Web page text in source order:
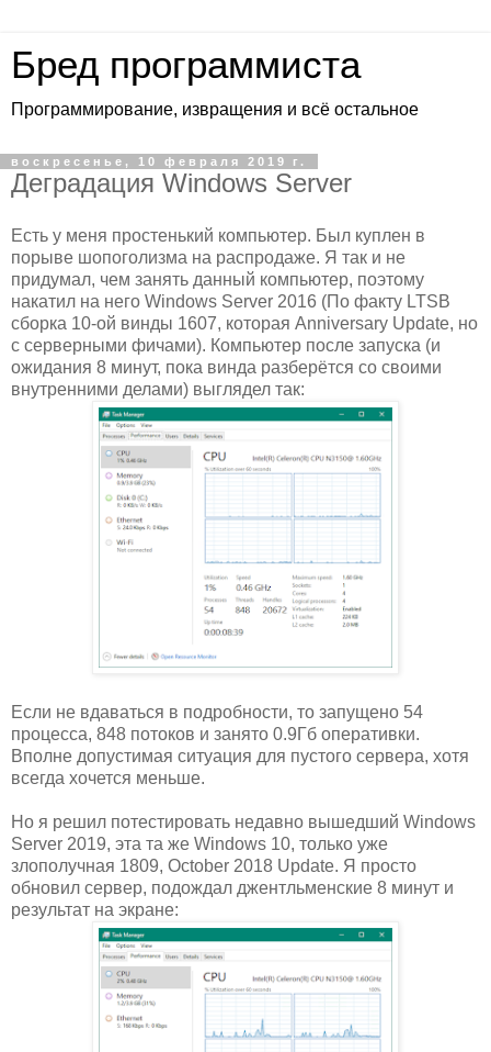
Бред программиста
Программирование, извращения и всё остальное
воскресенье, 10 февраля 2019 г.
Деградация Windows Server
Есть у меня простенький компьютер. Был куплен в
порыве шопоголизма на распродаже. Я так и не
придумал, чем занять данный компьютер, поэтому
накатил на него Windows Server 2016 (По факту LTSB
сборка 10-ой винды 1607, которая Anniversary Update, но
с серверными фичами). Компьютер после запуска (и
ожидания 8 минут, пока винда разберётся со своими
внутренними делами) выглядел так:
Если не вдаваться в подробности, то запущено 54
процесса, 848 потоков и занято 0.9Гб оперативки.
Вполне допустимая ситуация для пустого сервера, хотя
всегда хочется меньше.
Но я решил потестировать недавно вышедший Windows
Server 2019, эта та же Windows 10, только уже
злополучная 1809, October 2018 Update. Я просто
обновил сервер, подождал джентльменские 8 минут и
результат на экране: